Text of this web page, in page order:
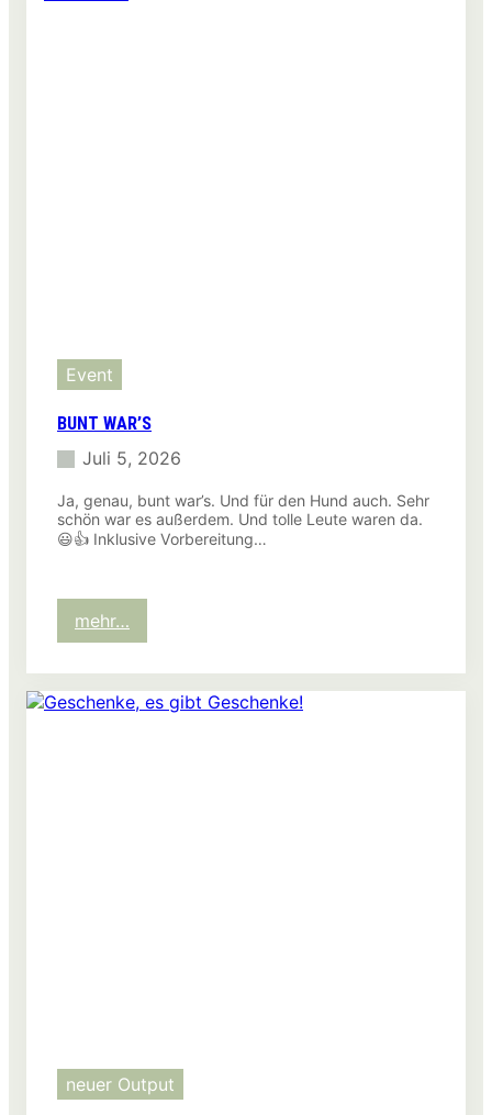
Event
BUNT WAR’S
Juli 5, 2026
Ja, genau, bunt war’s. Und für den Hund auch. Sehr
schön war es außerdem. Und tolle Leute waren da.
😃👍 Inklusive Vorbereitung…
mehr…
Bunt
neuer Output